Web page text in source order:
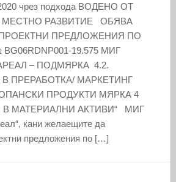
чрез подхода ВОДЕНО ОТ
РАЗВИТИЕ ОБЯВА
ПРЕДЛОЖЕНИЯ ПО
19.575 МИГ
– ПОДМЯРКА 4.2.
ПРЕРАБОТКА/ МАРКЕТИНГ
ПРОДУКТИ МЯРКА 4
В МАТЕРИАЛНИ АКТИВИ“ МИГ
кани желаещите да
предложения по […]